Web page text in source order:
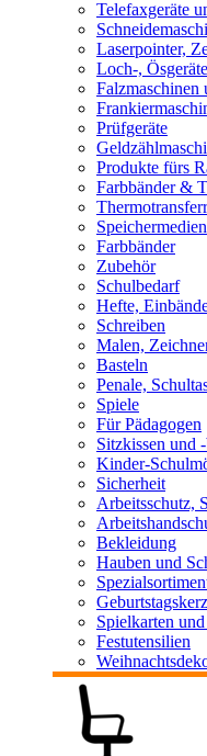
Telefaxgeräte
Laserpointer,
Loch-,
Falzmaschinen
Prüfgeräte
Produkte fürs
Farbbänder &
Speichermedien
Farbbänder
Zubehör
Schulbedarf
Hefte,
Schreiben
Malen,
Basteln
Penale,
Spiele
Für Pädagogen
Sitzkissen und
Kinder-
Sicherheit
Arbeitsschutz,
Bekleidung
Hauben und
Spielkarten
Festutensilien